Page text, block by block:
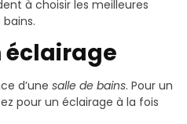
à choisir les meilleures
éclairage
d’une salle de bains. Pour un
pour un éclairage à la fois